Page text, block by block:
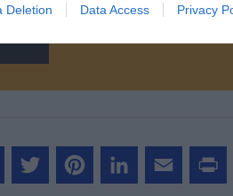
Deletion Data Access Privacy